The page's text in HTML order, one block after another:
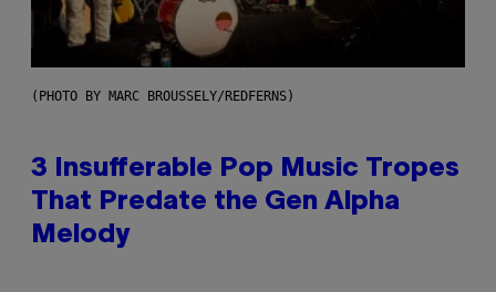
(PHOTO BY MARC BROUSSELY/REDFERNS)
3 Insufferable Pop Music Tropes
That Predate the Gen Alpha
Melody